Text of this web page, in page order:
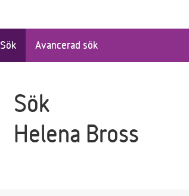
Sök Avancerad sök
Sök
Helena Bross